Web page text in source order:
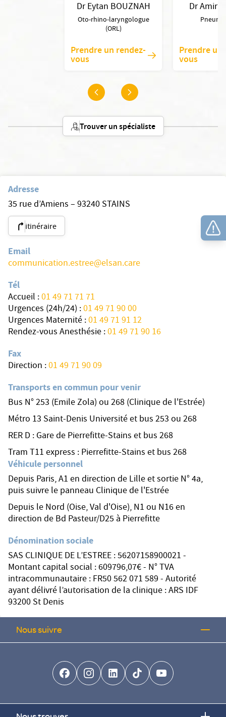
Dr Eytan BOUZNAH
Oto-rhino-laryngologue
(ORL)
Prendre un rendez-
vous
Dr Amir
Prendre un
vous
Trouver un spécialiste
Adresse
35 rue d’Amiens – 93240 STAINS
itinéraire
Email
communication.estree@elsan.care
Tél
Accueil :01 49 71 71 71
Urgences (24h/24) :01 49 71 90 00
Urgences Maternité :01 49 71 91 12
Rendez-vous Anesthésie :01 49 71 90 16
Fax
Direction :01 49 71 90 09
Transports en commun pour venir
Bus N° 253 (Emile Zola) ou 268 (Clinique de l'Estrée)
Métro 13 Saint-Denis Université et bus 253 ou 268
RER D : Gare de Pierrefitte-Stains et bus 268
Tram T11 express : Pierrefitte-Stains et bus 268
Véhicule personnel
Depuis Paris, A1 en direction de Lille et sortie N° 4a,
puis suivre le panneau Clinique de l'Estrée
Depuis le Nord (Oise, Val d'Oise), N1 ou N16 en
direction de Bd Pasteur/D25 à Pierrefitte
Dénomination sociale
SAS CLINIQUE DE L’ESTREE : 56207158900021 -
Montant capital social : 609796,07€ - N° TVA
intracommunautaire : FR50 562 071 589 - Autorité
ayant délivré l’autorisation de la clinique : ARS IDF
93200 St Denis
Nous suivre
facebook-brands
instagramlinkedin-brands
tiktok-brands
youtube